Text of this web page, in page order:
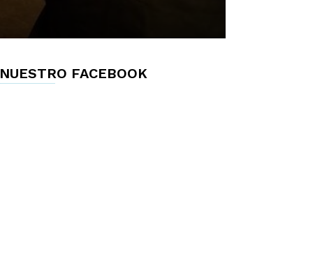
NUESTRO FACEBOOK